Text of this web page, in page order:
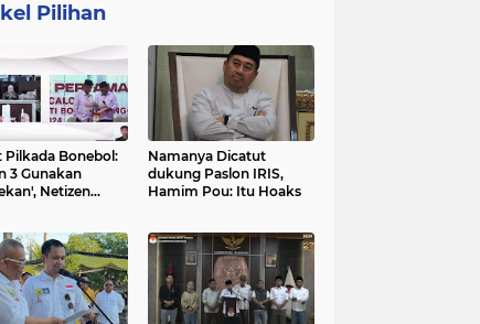
Pilihan
Pilkada Bonebol:
3 Gunakan
Netizen
Namanya Dicatut
dukung Paslon IRIS,
Hamim Pou: Itu Hoaks